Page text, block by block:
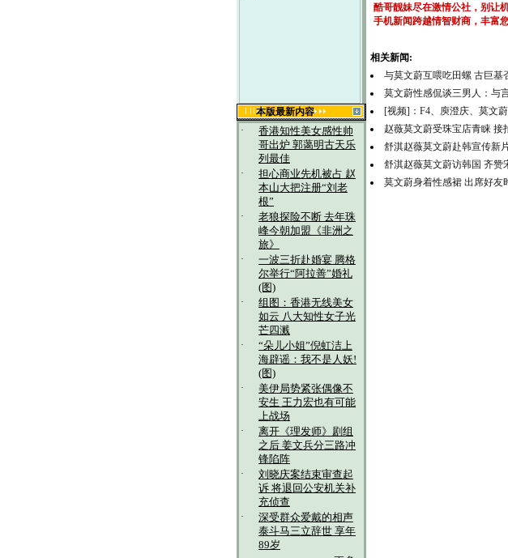
本版最新内容
·
香港知性美女感性帅
哥出炉 郭蔼明古天乐
列最佳
·
担心商业先机被占 赵
本山大把注册“刘老
根”
·
老狼探险不断 去年珠
峰今朝加盟《非洲之
旅》
·
一波三折赴婚宴 腾格
尔举行“阿拉善”婚礼
(图)
·
组图：香港无线美女
如云 八大知性女子光
芒四溅
·
“朵儿小姐”倪虹洁上
海辟谣：我不是人妖!
(图)
·
美伊局势紧张偶像不
安生 王力宏也有可能
上战场
·
离开《理发师》剧组
之后 姜文兵分三路冲
锋陷阵
·
刘晓庆案结束审查起
诉 将退回公安机关补
充侦查
·
深受群众爱戴的相声
泰斗马三立辞世 享年
89岁
酷哥靓妹尽在激情公社，别让
手机新闻跨越情智财商，丰富
相关新闻:
与莫文蔚互喂吃田螺 古巨基
莫文蔚性感侃谈三男人：与
[视频]：F4、庾澄庆、莫文
赵薇莫文蔚受珠宝店青睐 接
舒淇赵薇莫文蔚赴韩宣传新
舒淇赵薇莫文蔚访韩国 齐赞
莫文蔚身着性感裙 出席好友